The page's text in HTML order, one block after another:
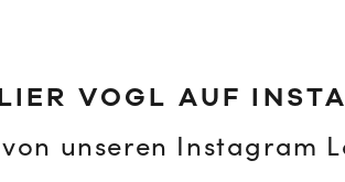
VOGL AUF
von unseren Instagram